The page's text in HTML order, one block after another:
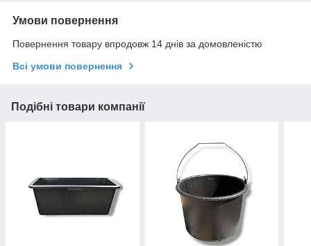
Умови повернення
Повернення товару впродовж 14 днів за домовленістю
Всі умови повернення
Подібні товари компанії